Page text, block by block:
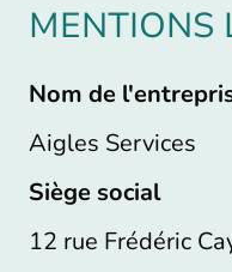
MENTIONS
Nom de
Aigles Services
Siège social
12 rue Frédéric